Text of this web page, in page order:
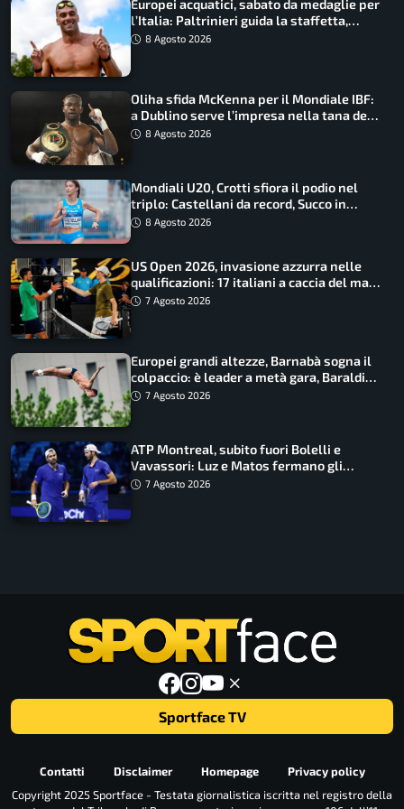
Europei acquatici, sabato da medaglie per
l’Italia: Paltrinieri guida la staffetta,
Barnabà sogna l’oro dalle grandi altezze
8 Agosto 2026
Oliha sfida McKenna per il Mondiale IBF:
a Dublino serve l’impresa nella tana del
lupo8 Agosto 2026
Mondiali U20, Crotti sfiora il podio nel
triplo: Castellani da record, Succo in
finale
8 Agosto 2026
US Open 2026, invasione azzurra nelle
qualificazioni: 17 italiani a caccia del main
draw7 Agosto 2026
Europei grandi altezze, Barnabà sogna il
colpaccio: è leader a metà gara, Baraldi
ancora in corsa
7 Agosto 2026
ATP Montreal, subito fuori Bolelli e
Vavassori: Luz e Matos fermano gli
azzurri
7 Agosto 2026
Sportface TV
Contatti Disclaimer Homepage
Privacy policy
Copyright 2025 Sportface - Testata giornalistica iscritta nel registro della